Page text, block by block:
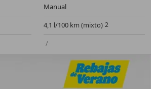
Manual
4,1 l/100 km (mixto)
-/-